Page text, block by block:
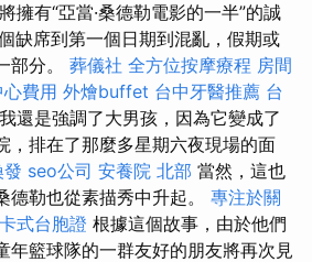
擁有“亞當·桑德勒電影的一半”的誠
缺席到第一個日期到混亂，假期或
部分。 葬儀社 全方位按摩療程 房間
心費用 外燴buffet 台中牙醫推薦 台
還是強調了大男孩，因為它變成了
，排在了那麼多星期六夜現場的面
seo公司 安養院 北部 當然，這也
德勒也從素描秀中升起。 專注於關
卡式台胞證 根據這個故事，由於他們
年籃球隊的一群友好的朋友將再次見